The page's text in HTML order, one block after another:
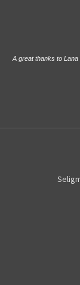
A great thanks to